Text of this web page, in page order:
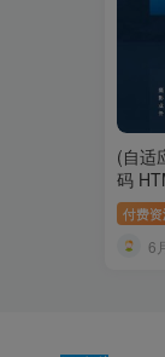
(自适
码
梦模
付费
6